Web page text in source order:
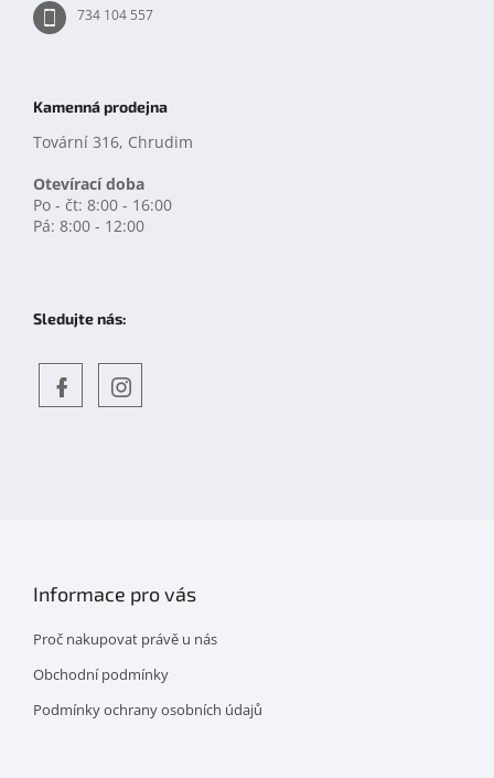
734 104 557
Kamenná prodejna
Tovární 316, Chrudim
Otevírací doba
Po - čt: 8:00 - 16:00
Pá: 8:00 - 12:00
Sledujte nás:
Informace pro vás
Proč nakupovat právě u nás
Obchodní podmínky
Podmínky ochrany osobních údajů